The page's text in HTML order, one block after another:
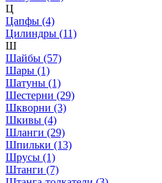
Ц
Цапфы (4)
Цилиндры (11)
Ш
Шайбы (57)
Шары (1)
Шатуны (1)
Шестерни (29)
Шкворни (3)
Шкивы (4)
Шланги (29)
Шпильки (13)
Шрусы (1)
Штанги (7)